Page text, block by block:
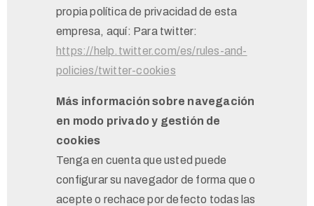
propia política de privacidad de esta
empresa, aquí: Para twitter:
https://help.twitter.com/es/rules-and-
policies/twitter-cookies
Más información sobre navegación
en modo privado y gestión de
cookies
Tenga en cuenta que usted puede
configurar su navegador de forma que o
acepte o rechace por defecto todas las